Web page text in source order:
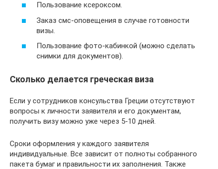
Пользование ксероксом.
Заказ смс-оповещения в случае готовности
визы.
Пользование фото-кабинкой (можно сделать
снимки для документов).
Сколько делается греческая виза
Если у сотрудников консульства Греции отсутствуют
вопросы к личности заявителя и его документам,
получить визу можно уже через 5-10 дней.
Сроки оформления у каждого заявителя
индивидуальные. Все зависит от полноты собранного
пакета бумаг и правильности их заполнения. Также